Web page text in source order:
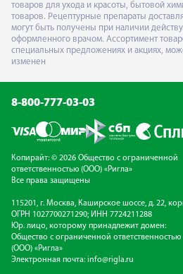
товаров для ухода и красоты, бытовой
товаров. Рецептурные препараты
могут быть получены при наличии
оформленного врачом. Ассортимент
специальных предложениях и акциях,
изменен
8-800-777-03-03
Копирайт: © 2026 Общество с ограниченной
ответственностью (ООО) «Ригла»
Все права защищены
115201, г. Москва, Каширское шоссе, д. 22,
ОГРН 1027700271290; ИНН 7724211288
Юр. лицо, которому принадлежит домен:
Общество с ограниченной ответственностью
(ООО) «Ригла»
Электронная почта: info@rigla.ru